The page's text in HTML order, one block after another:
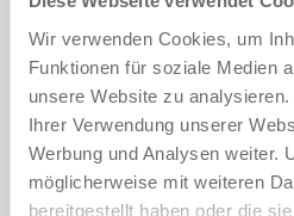
Wir verwenden Cookies, um
Funktionen für soziale Medien
unsere Website zu
Ihrer Verwendung unserer
Werbung und Analysen weiter.
möglicherweise mit weiteren
bereitgestellt haben oder die
ZUM VERGLEICH HINZUFÜGEN
Technische Daten
Verschleißteil